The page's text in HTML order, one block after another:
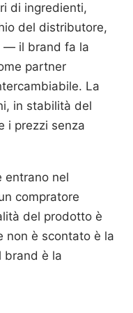
di ingredienti,
del distributore,
— il brand fa la
partner
La
in stabilità del
i prezzi senza
entrano nel
compratore
del prodotto è
non è scontato è la
brand è la